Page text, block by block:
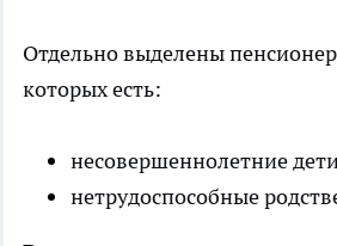
Отдельно выделены
которых есть:
несовершеннолетние
нетрудоспособные